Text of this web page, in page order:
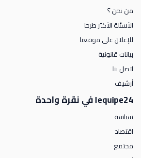
من نحن ؟
الأسئلة الأكثر طرحا
للإعلان على موقعنا
بيانات قانونية
اتصل بنا
أرشيف
lequipe24 في نقرة واحدة
سياسة
اقتصاد
مجتمع